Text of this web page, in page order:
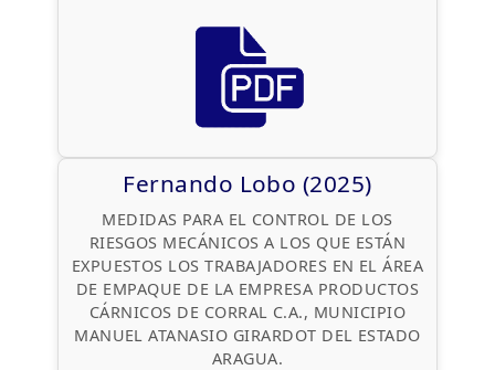
Fernando Lobo (2025)
MEDIDAS PARA EL CONTROL DE LOS
RIESGOS MECÁNICOS A LOS QUE ESTÁN
EXPUESTOS LOS TRABAJADORES EN EL ÁREA
DE EMPAQUE DE LA EMPRESA PRODUCTOS
CÁRNICOS DE CORRAL C.A., MUNICIPIO
MANUEL ATANASIO GIRARDOT DEL ESTADO
ARAGUA.